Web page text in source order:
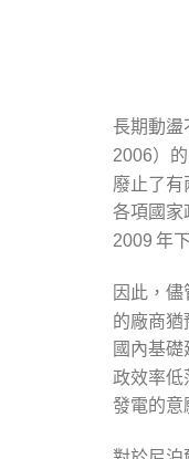
長期動
2006）
廢止了
各項國家
2009 年
因此，儘
的廠商
國內基礎
政效率低
發電的意